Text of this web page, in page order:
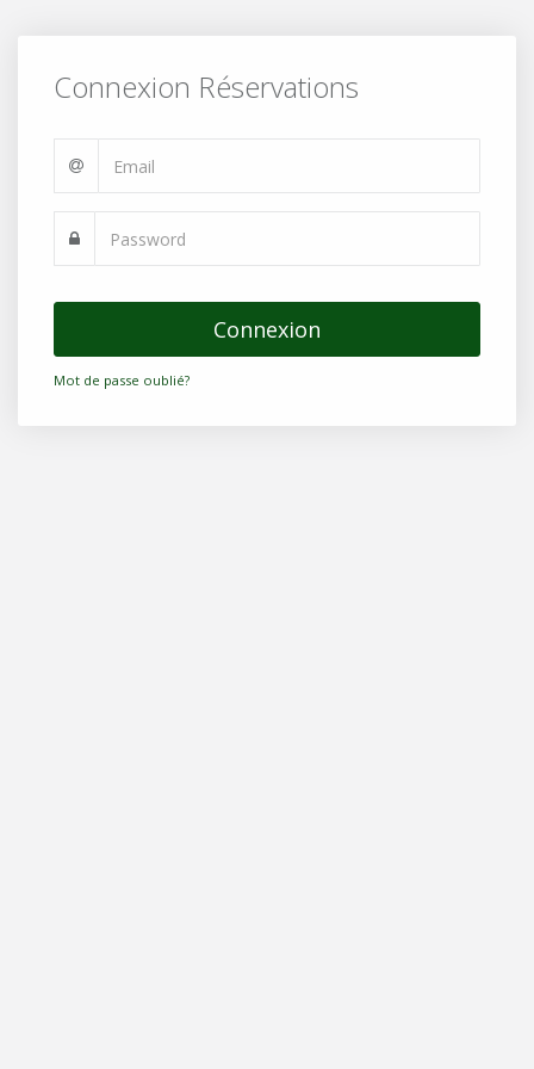
Connexion Réservations
Connexion
Mot de passe oublié?